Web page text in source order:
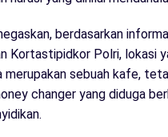
berdasarkan
Kortastipidkor Polri, lokasi
merupakan sebuah kafe,
changer yang diduga